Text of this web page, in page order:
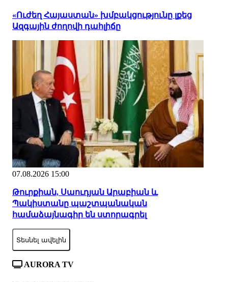
«Ուժեղ Հայաստան» խմբակցությունը լքեց
Ազգային ժողովի դահլիճը
07.08.2026 15:00
Թուրքիան, Սաուդյան Արաբիան և
Պակիստանը պաշտպանական
համաձայնագիր են ստորագրել
Տեսնել ավելին
AURORA TV